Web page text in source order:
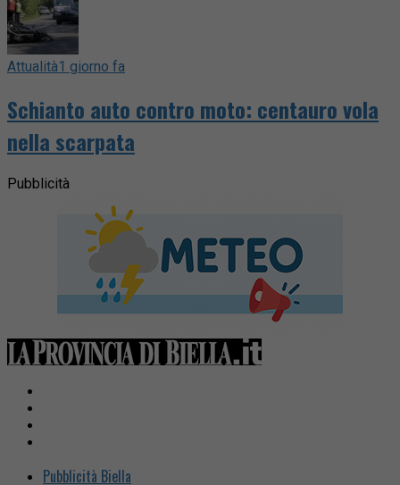
Attualità1 giorno fa
Schianto auto contro moto: centauro vola
nella scarpata
Pubblicità
Pubblicità Biella